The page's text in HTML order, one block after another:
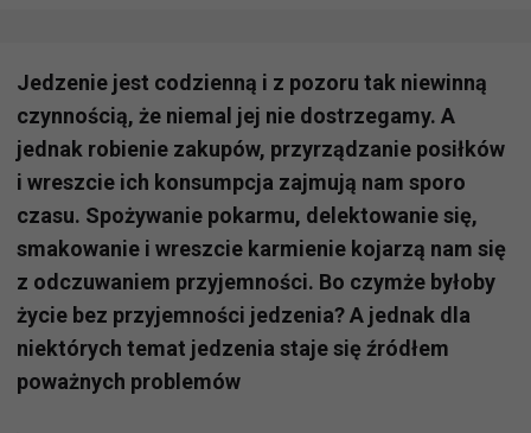
Jedzenie jest codzienną i z pozoru tak niewinną
czynnością, że niemal jej nie dostrzegamy. A
jednak robienie zakupów, przyrządzanie posiłków
i wreszcie ich konsumpcja zajmują nam sporo
czasu. Spożywanie pokarmu, delektowanie się,
smakowanie i wreszcie karmienie kojarzą nam się
z odczuwaniem przyjemności. Bo czymże byłoby
życie bez przyjemności jedzenia? A jednak dla
niektórych temat jedzenia staje się źródłem
poważnych problemów